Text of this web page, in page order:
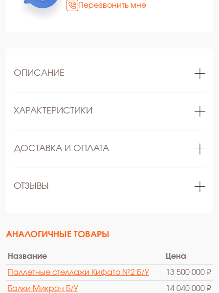
Перезвонить мне
ОПИСАНИЕ
ХАРАКТЕРИСТИКИ
ДОСТАВКА И ОПЛАТА
ОТЗЫВЫ
АНАЛОГИЧНЫЕ ТОВАРЫ
Название Цена
Паллетные стеллажи Кифато №2 Б/У 13 500 000 ₽
Балки Микрон Б/У 14 040 000 ₽